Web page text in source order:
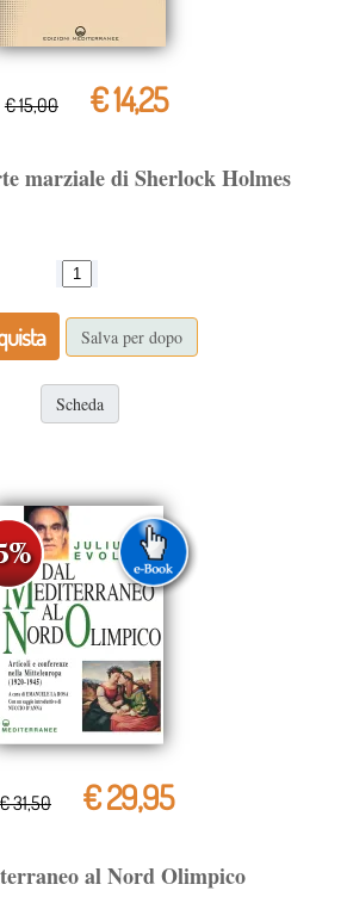
€ 15,00 € 14,25
marziale di Sherlock Holmes
Salva per dopo
Scheda
31,50 € 29,95
al Nord Olimpico